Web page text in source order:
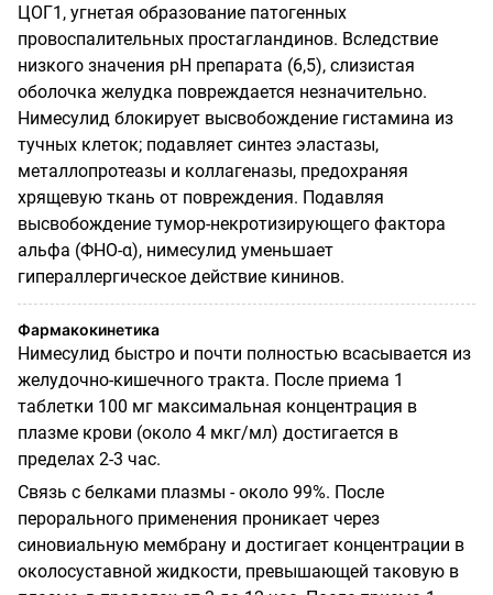
ЦОГ1, угнетая образование патогенных
провоспалительных простагландинов. Вследствие
низкого значения pH препарата (6,5), слизистая
оболочка желудка повреждается незначительно.
Нимесулид блокирует высвобождение гистамина из
тучных клеток; подавляет синтез эластазы,
металлопротеазы и коллагеназы, предохраняя
хрящевую ткань от повреждения. Подавляя
высвобождение тумор-некротизирующего фактора
альфа (ФНО-α), нимесулид уменьшает
гипераллергическое действие кининов.
Фармакокинетика
Нимесулид быстро и почти полностью всасывается из
желудочно-кишечного тракта. После приема 1
таблетки 100 мг максимальная концентрация в
плазме крови (около 4 мкг/мл) достигается в
пределах 2-3 час.
Связь с белками плазмы - около 99%. После
перорального применения проникает через
синовиальную мембрану и достигает концентрации в
околосуставной жидкости, превышающей таковую в